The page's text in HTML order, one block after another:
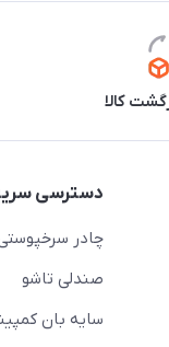
کالا
دسترسی
چادر
صندلی تاشو
سایه بان